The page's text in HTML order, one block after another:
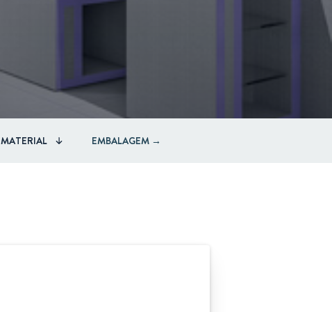
MATERIAL EMBALAGEM →